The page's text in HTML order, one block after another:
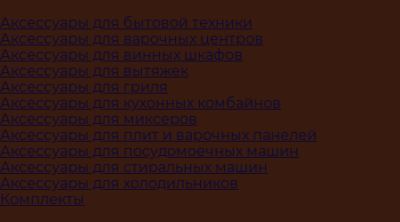
Аксессуары для бытовой техники
Аксессуары для варочных центров
Аксессуары для винных шкафов
Аксессуары для вытяжек
Аксессуары для гриля
Аксессуары для кухонных комбайнов
Аксессуары для миксеров
Аксессуары для плит и варочных панелей
Аксессуары для посудомоечных машин
Аксессуары для стиральных машин
Аксессуары для холодильников
Комплекты